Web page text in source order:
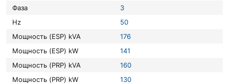
Фаза
3
Hz
50
Мощность (ESP) kVA
176
Мощность (ESP) kW
141
Мощность (PRP) kVA
160
Мощность (PRP) kW
130